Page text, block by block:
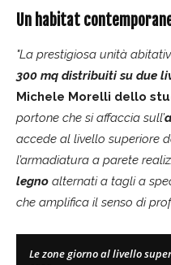
Un habitat
"La prestigiosa unità
300 mq distribuiti su due
Michele Morelli dello
portone che si affaccia sull’
accede al livello superiore
l’armadiatura a parete
legno alternati a tagli a
che amplifica il senso di
Le zone giorno al livello